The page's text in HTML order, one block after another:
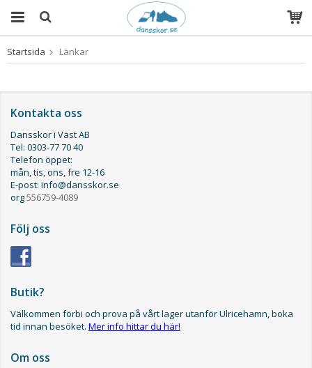
Produkten har blivit tillagd i varukorgen
Startsida Länkar
Kontakta oss
Dansskor i Väst AB
Tel: 0303-77 70 40
Telefon öppet:
mån, tis, ons, fre 12-16
E-post: info@dansskor.se
org556759-4089
Följ oss
Butik?
Välkommen förbi och prova på vårt lager utanför Ulricehamn, boka
tid innan besöket. Mer info hittar du här!
Om oss